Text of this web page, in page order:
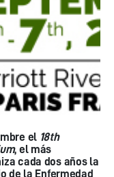
el 18th
, el más
cada dos años la
de la Enfermedad